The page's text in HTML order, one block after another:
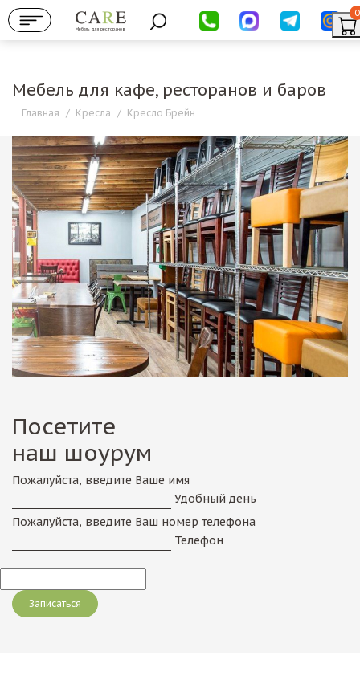
Мебель для ресторанов
0
Мебель для кафе, ресторанов и баров
Главная / Кресла / Кресло Брейн
Посетите
наш шоурум
Пожалуйста, введите Ваше имя
Удобный день
Пожалуйста, введите Ваш номер телефона
Телефон